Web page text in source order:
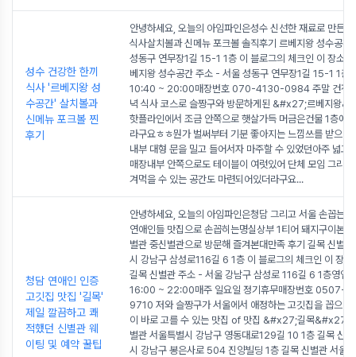
성수 건강한 한끼
식사 '르베지왕 성
수공간' 살치볼과
신메뉴 포크볼 찐
후기
안녕하세요, 오늘의 아임파인은성수 신선한 재료로 만든
식사살치볼과 신메뉴 포크볼 솔직후기 르베지왕 성수공간
성동구 연무장1길 15-1 1층 이 블로그의 체크인 이 장소의
베지왕 성수공간 주소 - 서울 성동구 연무장1길 15-1 1층
10:40 ~ 20:00매장번호 070-4130-0984 주말 건전
녁 식사 코스로 슬짱구와 방문하게된 &#x27;르베지왕
핫플라인에서 조금 안쪽으로 햇살가득 머금은건물 1층에
라구요ㅎㅎ뭔가 벌써부터 기분 좋아지는 느낌쓰를 받으며
내부 대형 문을 밀고 들어서자 마주할 수 있었던아주 넓고
매장내부 안쪽으로도 테이블이 여럿있어 단체 모임 그리
겨먹을 수 있는 공간도 마련되어있더라구요...
청담 연애인 인증
고깃집 맛집 '길목'
제일 깔끔하고 쾌
적했던 신별관 웨
이팅 및 예약 꿀팁
안녕하세요, 오늘의 아임파인은청담 그리고 서울 손꼽는
연애인들 맛집으로 손꼽히는명실상부 1티어 돼지구이본
별관 중신별관으로 방문해 즐겨본대만족 후기 길목 신별
시 강남구 삼성로116길 6 1층 이 블로그의 체크인 이 장소
길목 신별관 주소 - 서울 강남구 삼성로 116길 6 1층영업
16:00 ~ 22:00매주 일요일 정기휴무매장번호 0507-
9710 저와 슬짱구가 서울에서 애정하는 고깃집을 꼽으라
이 바로 고를 수 있는 맛집 of 맛집 &#x27;길목&#x27;
별관 서울특별시 강남구 영동대로129길 10 1층 길목 신
시 강남구 봉은사로 504 진양빌딩 1층 길목 신별관 서울